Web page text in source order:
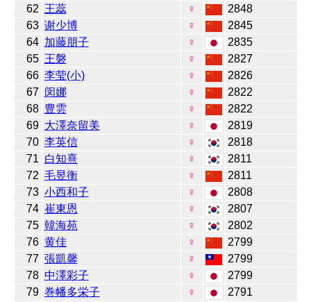
62 王蕊 ♀
2848
63 谢少博 ♀
2845
64 加藤朋子 ♀
2835
65 王磐 ♀
2827
66 李莹(小) ♀
2826
67 闵娜 ♀
2822
68 豊雲 ♀
2822
69 大澤奈留美 ♀
2819
70 李英信 ♀
2818
71 白知熹 ♀
2811
72 毛昱衡 ♀
2811
73 小西和子 ♀
2808
74 崔東恩 ♀
2807
75 韓海苑 ♀
2802
76 黄佳 ♀
2799
77 張凱馨 ♀
2799
78 中澤彩子 ♀
2799
79 巻幡多栄子 ♀
2791